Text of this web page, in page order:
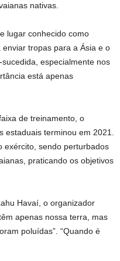
nativas.
lugar conhecido como
tropas para a Ásia e o
especialmente nos
está apenas
de treinamento, o
estaduais terminou em 2021.
exército, sendo perturbados
praticando os objetivos
Havaí, o organizador
apenas nossa terra, mas
poluídas”. “Quando é